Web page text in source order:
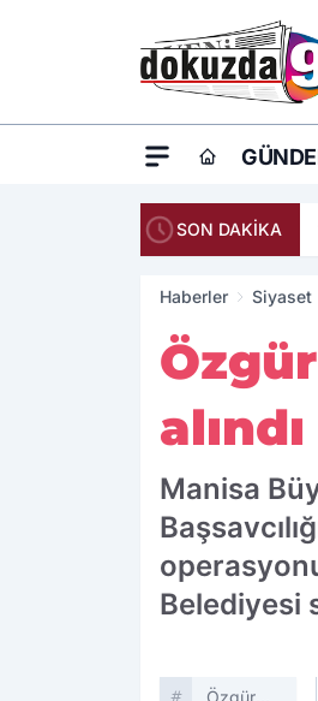
SON DAKİKA
Haberler Siyaset
alındı
Manisa
Belediyesi